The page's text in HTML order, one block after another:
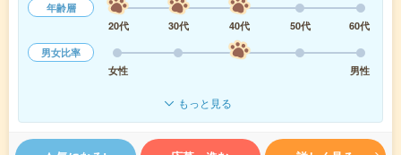
年齢層
20代
30代 40代 50代
60代
男女比率
女性
男性
もっと見る